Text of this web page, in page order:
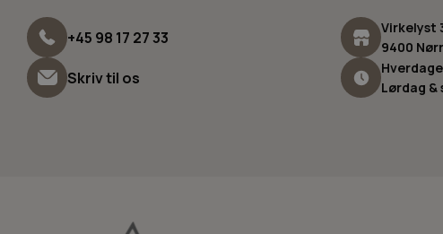
+45 98 17 27 33
Skriv til os
Virkelyst
9400
Lørdag &